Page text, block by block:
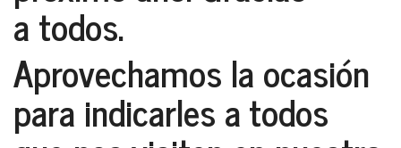
a todos.
Aprovechamos la ocasión
para indicarles a todos